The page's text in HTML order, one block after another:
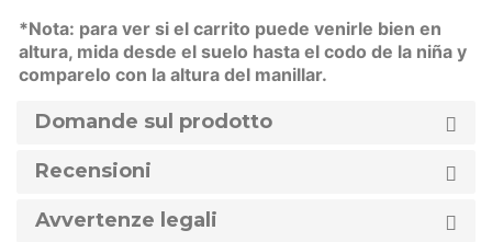
*Nota: para ver si el carrito puede venirle bien en
altura, mida desde el suelo hasta el codo de la niña y
comparelo con la altura del manillar.
Domande sul prodotto
Recensioni
Avvertenze legali